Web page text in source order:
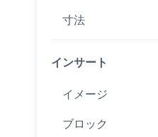
寸法
インサート
イメージ
ブロック